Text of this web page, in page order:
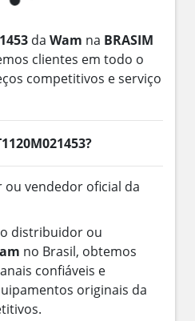
da Wam na BRASIM
clientes em todo o
competitivos e serviço
vendedor oficial da
distribuidor ou
no Brasil, obtemos
confiáveis e
originais da